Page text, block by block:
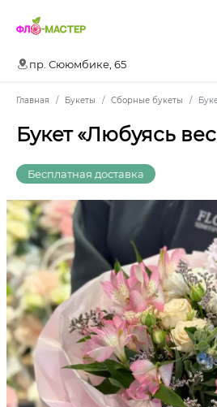
пр. Сююмбике, 65
Главная Букеты Сборные букеты
Букет «Любуясь
Бесплатная доставка